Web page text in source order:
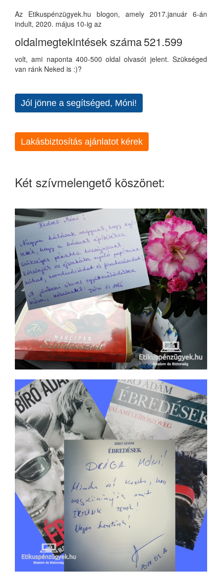
Az Etikuspénzügyek.hu blogon, amely 2017.január 6-án
indult, 2020. május 10-ig az
oldalmegtekintések száma521.599
volt, ami naponta 400-500 oldal olvasót jelent. Szükséged
van ránk Neked is :)?
Jól jönne a segítséged, Móni!
Lakásbiztosítás ajánlatot kérek
Két szívmelengető köszönet: